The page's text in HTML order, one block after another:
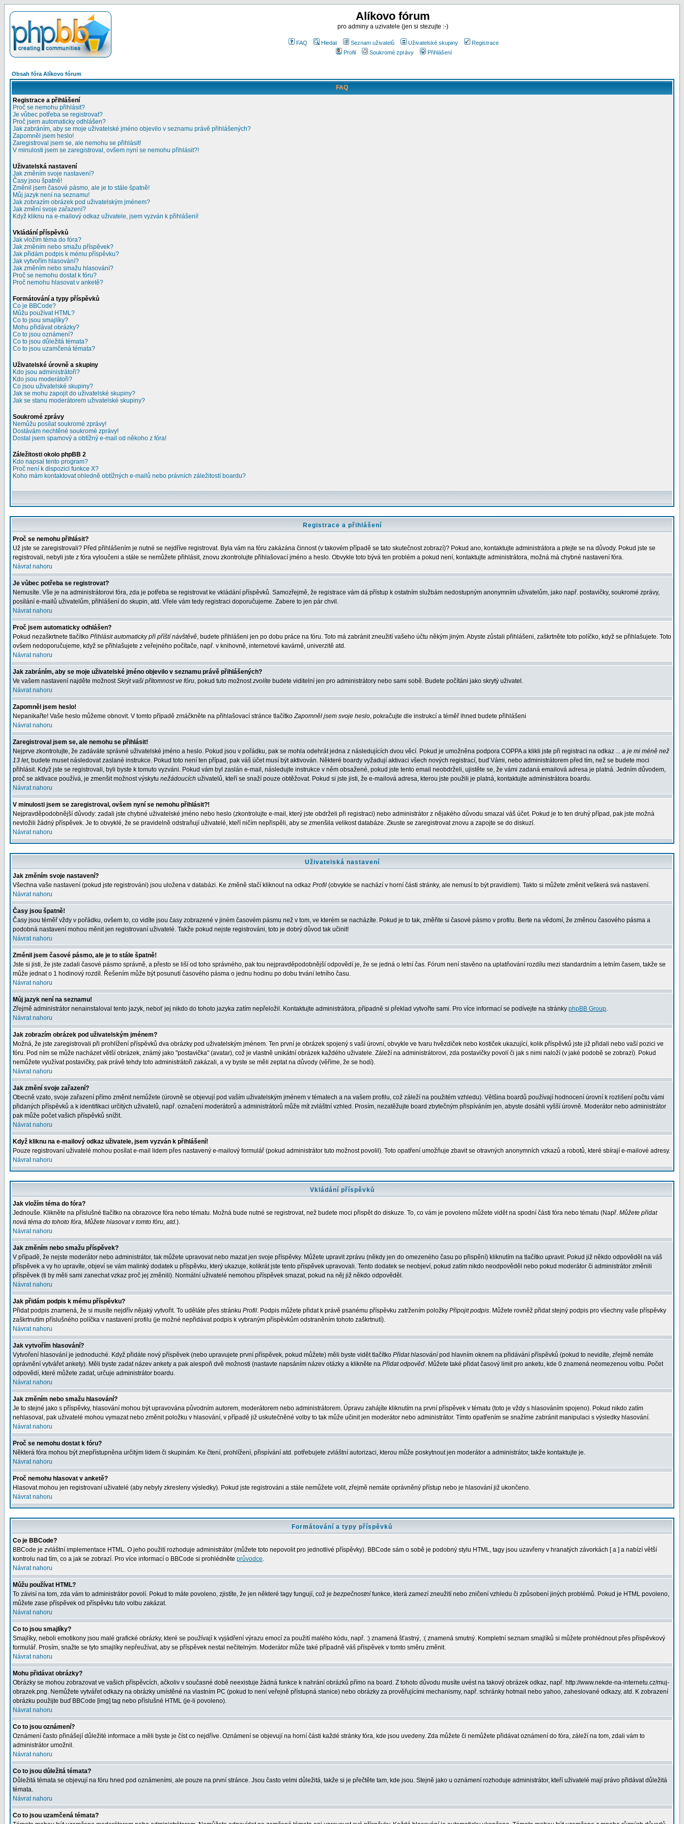
Alíkovo fórum
pro adminy a uzivatele (jen si stezujte :-)
FAQ Hledat Seznam uživatelů Uživatelské skupiny
Registrace
Profil
Soukromé zprávy Přihlášení
Obsah fóra Alíkovo fórum
FAQ
Registrace a přihlášení
Proč se nemohu přihlásit?
Je vůbec potřeba se registrovat?
Proč jsem automaticky odhlášen?
Jak zabráním, aby se moje uživatelské jméno objevilo v seznamu právě přihlášených?
Zapomněl jsem heslo!
Zaregistroval jsem se, ale nemohu se přihlásit!
V minulosti jsem se zaregistroval, ovšem nyní se nemohu přihlásit?!
Uživatelská nastavení
Jak změním svoje nastavení?
Časy jsou špatně!
Změnil jsem časové pásmo, ale je to stále špatně!
Můj jazyk není na seznamu!
Jak zobrazím obrázek pod uživatelským jménem?
Jak změní svoje zařazení?
Když kliknu na e-mailový odkaz uživatele, jsem vyzván k přihlášení!
Vkládání příspěvků
Jak vložím téma do fóra?
Jak změním nebo smažu příspěvek?
Jak přidám podpis k mému příspěvku?
Jak vytvořím hlasování?
Jak změním nebo smažu hlasování?
Proč se nemohu dostat k fóru?
Proč nemohu hlasovat v anketě?
Formátování a typy příspěvků
Co je BBCode?
Můžu používat HTML?
Co to jsou smajlíky?
Mohu přidávat obrázky?
Co to jsou oznámení?
Co to jsou důležitá témata?
Co to jsou uzamčená témata?
Uživatelské úrovně a skupiny
Kdo jsou administrátoři?
Kdo jsou moderátoři?
Co jsou uživatelské skupiny?
Jak se mohu zapojit do uživatelské skupiny?
Jak se stanu moderátorem uživatelské skupiny?
Soukromé zprávy
Nemůžu posílat soukromé zprávy!
Dostávám nechtěné soukromé zprávy!
Dostal jsem spamový a obtížný e-mail od někoho z fóra!
Záležitosti okolo phpBB 2
Kdo napsal tento program?
Proč není k dispozici funkce X?
Koho mám kontaktovat ohledně obtížných e-mailů nebo právních záležitostí boardu?
Registrace a přihlášení
Proč se nemohu přihlásit?
Už jste se zaregistrovali? Před přihlášením je nutné se nejdříve registrovat. Byla vám na fóru zakázána činnost (v takovém případě se tato skutečnost zobrazí)? Pokud ano, kontaktujte administrátora a ptejte se na důvody. Pokud jste se
registrovali, nebyli jste z fóra vyloučeni a stále se nemůžete přihlásit, znovu zkontrolujte přihlašovací jméno a heslo. Obvykle toto bývá ten problém a pokud není, kontaktujte administrátora, možná má chybné nastavení fóra.
Návrat nahoru
Je vůbec potřeba se registrovat?
Nemusíte. Vše je na administrátorovi fóra, zda je potřeba se registrovat ke vkládání příspěvků. Samozřejmě, že registrace vám dá přístup k ostatním službám nedostupným anonymním uživatelům, jako např. postavičky, soukromé zprávy,
posílání e-mailů uživatelům, přihlášení do skupin, atd. Vřele vám tedy registraci doporučujeme. Zabere to jen pár chvil.
Návrat nahoru
Proč jsem automaticky odhlášen?
Pokud nezaškrtnete tlačítko Přihlásit automaticky při příští návštěvě, budete přihlášeni jen po dobu práce na fóru. Toto má zabránit zneužití vašeho účtu někým jiným. Abyste zůstali přihlášeni, zaškrtněte toto políčko, když se přihlašujete. Toto
ovšem nedoporučujeme, když se přihlašujete z veřejného počítače, např. v knihovně, internetové kavárně, univerzitě atd.
Návrat nahoru
Jak zabráním, aby se moje uživatelské jméno objevilo v seznamu právě přihlášených?
Ve vašem nastavení najděte možnostSkrýt vaši přítomnost ve fóru, pokud tuto možnostzvolíte budete viditelní jen pro administrátory nebo sami sobě. Budete počítáni jako skrytý uživatel.
Návrat nahoru
Zapomněl jsem heslo!
Nepanikařte! Vaše heslo můžeme obnovit. V tomto případě zmáčkněte na přihlašovací stránce tlačítkoZapomněl jsem svoje heslo, pokračujte dle instrukcí a téměř ihned budete přihlášeni
Návrat nahoru
Zaregistroval jsem se, ale nemohu se přihlásit!
Nejprve zkontrolujte, že zadáváte správné uživatelské jméno a heslo. Pokud jsou v pořádku, pak se mohla odehrát jedna z následujících dvou věcí. Pokud je umožněna podpora COPPA a klikli jste při registraci na odkaz ... a je mi méně než
13 let, budete muset následovat zaslané instrukce. Pokud toto není ten případ, pak váš účet musí být aktivován. Některé boardy vyžadují aktivaci všech nových registrací, buď Vámi, nebo administrátorem před tím, než se budete moci
přihlásit. Když jste se registrovali, byli byste k tomuto vyzváni. Pokud vám byl zaslán e-mail, následujte instrukce v něm obsažené, pokud jste tento email neobdrželi, ujistěte se, že vámi zadaná emailová adresa je platná. Jedním důvodem,
proč se aktivace používá, je zmenšit možnost výskytu nežádoucích uživatelů, kteří se snaží pouze obtěžovat. Pokud si jste jisti, že e-mailová adresa, kterou jste použili je platná, kontaktujte administrátora boardu.
Návrat nahoru
V minulosti jsem se zaregistroval, ovšem nyní se nemohu přihlásit?!
Nejpravděpodobnější důvody: zadali jste chybné uživatelské jméno nebo heslo (zkontrolujte e-mail, který jste obdrželi při registraci) nebo administrátor z nějakého důvodu smazal váš účet. Pokud je to ten druhý případ, pak jste možná
nevložili žádný příspěvek. Je to obvyklé, že se pravidelně odstraňují uživatelé, kteří ničím nepřispěli, aby se zmenšila velikost databáze. Zkuste se zaregistrovat znovu a zapojte se do diskuzí.
Návrat nahoru
Uživatelská nastavení
Jak změním svoje nastavení?
Všechna vaše nastavení (pokud jste registrováni) jsou uložena v databázi. Ke změně stačí kliknout na odkaz Profil (obvykle se nachází v horní části stránky, ale nemusí to být pravidlem). Takto si můžete změnit veškerá svá nastavení.
Návrat nahoru
Časy jsou špatně!
Časy jsou téměř vždy v pořádku, ovšem to, co vidíte jsou časy zobrazené v jiném časovém pásmu než v tom, ve kterém se nacházíte. Pokud je to tak, změňte si časové pásmo v profilu. Berte na vědomí, že změnou časového pásma a
podobná nastavení mohou měnit jen registrovaní uživatelé. Takže pokud nejste registrováni, toto je dobrý důvod tak učinit!
Návrat nahoru
Změnil jsem časové pásmo, ale je to stále špatně!
Jste si jisti, že jste zadali časové pásmo správně, a přesto se liší od toho správného, pak tou nejpravděpodobnější odpovědí je, že se jedná o letní čas. Fórum není stavěno na uplatňování rozdílu mezi standardním a letním časem, takže se
může jednat o 1 hodinový rozdíl. Řešením může být posunutí časového pásma o jednu hodinu po dobu trvání letního času.
Návrat nahoru
Můj jazyk není na seznamu!
Zřejmě administrátor nenainstaloval tento jazyk, neboť jej nikdo do tohoto jazyka zatím nepřeložil. Kontaktujte administrátora, případně si překlad vytvořte sami. Pro více informací se podívejte na stránky phpBB Group.
Návrat nahoru
Jak zobrazím obrázek pod uživatelským jménem?
Možná, že jste zaregistrovali při prohlížení příspěvků dva obrázky pod uživatelským jménem. Ten první je obrázek spojený s vaší úrovní, obvykle ve tvaru hvězdiček nebo kostiček ukazující, kolik příspěvků jste již přidali nebo vaší pozici ve
fóru. Pod ním se může nacházet větší obrázek, známý jako "postavička" (avatar), což je vlastně unikátní obrázek každého uživatele. Záleží na administrátorovi, zda postavičky povolí či jak s nimi naloží (v jaké podobě se zobrazí). Pokud
nemůžete využívat postavičky, pak právě tehdy toto administrátoři zakázali, a vy byste se měli zeptat na důvody (věříme, že se hodí).
Návrat nahoru
Jak změní svoje zařazení?
Obecně vzato, svoje zařazení přímo změnit nemůžete (úrovně se objevují pod vaším uživatelským jménem v tématech a na vašem profilu, což záleží na použitém vzhledu). Většina boardů používají hodnocení úrovní k rozlišení počtu vámi
přidaných příspěvků a k identifikaci určitých uživatelů, např. označení moderátorů a administrátorů může mít zvláštní vzhled. Prosím, nezatěžujte board zbytečným přispíváním jen, abyste dosáhli vyšší úrovně. Moderátor nebo administrátor
pak může počet vašich příspěvků snížit.
Návrat nahoru
Když kliknu na e-mailový odkaz uživatele, jsem vyzván k přihlášení!
Pouze registrovaní uživatelé mohou posílat e-mail lidem přes nastavený e-mailový formulář (pokud administrátor tuto možnost povolil). Toto opatření umožňuje zbavit se otravných anonymních vzkazů a robotů, které sbírají e-mailové adresy.
Návrat nahoru
Vkládání příspěvků
Jak vložím téma do fóra?
Jednouše. Klikněte na příslušné tlačítko na obrazovce fóra nebo tématu. Možná bude nutné se registrovat, než budete moci přispět do diskuze. To, co vám je povoleno můžete vidět na spodní části fóra nebo tématu (Např. Můžete přidat
nová téma do tohoto fóra, Můžete hlasovat v tomto fóru, atd.).
Návrat nahoru
Jak změním nebo smažu příspěvek?
V případě, že nejste moderátor nebo administrátor, tak můžete upravovat nebo mazat jen svoje příspěvky. Můžete upravit zprávu (někdy jen do omezeného času po přispění) kliknutím na tlačítko upravit. Pokud již někdo odpověděl na váš
příspěvek a vy ho upravíte, objeví se vám malinký dodatek u příspěvku, který ukazuje, kolikrát jste tento příspěvek upravovali. Tento dodatek se neobjeví, pokud zatím nikdo neodpověděl nebo pokud moderátor či administrátor změnili
příspěvek (ti by měli sami zanechat vzkaz proč jej změnili). Normální uživatelé nemohou příspěvek smazat, pokud na něj již někdo odpověděl.
Návrat nahoru
Jak přidám podpis k mému příspěvku?
Přidat podpis znamená, že si musíte nejdřív nějaký vytvořit. To uděláte přes stránku Profil. Podpis můžete přidat k právě psanému příspěvku zatržením položky Připojit podpis. Můžete rovněž přidat stejný podpis pro všechny vaše příspěvky
zaškrtnutím příslušného políčka v nastavení profilu (je možné nepřidávat podpis k vybraným příspěvkům odstraněním tohoto zaškrtnutí).
Návrat nahoru
Jak vytvořím hlasování?
Vytvoření hlasování je jednoduché. Když přidáte nový příspěvek (nebo upravujete první příspěvek, pokud můžete) měli byste vidět tlačítko Přidat hlasování pod hlavním oknem na přidávání příspěvků (pokud to nevidíte, zřejmě nemáte
oprávnění vytvářet ankety). Měli byste zadat název ankety a pak alespoň dvě možnosti (nastavte napsáním název otázky a klikněte na Přidat odpověď. Můžete také přidat časový limit pro anketu, kde 0 znamená neomezenou volbu. Počet
odpovědí, které můžete zadat, určuje administrátor boardu.
Návrat nahoru
Jak změním nebo smažu hlasování?
Je to stejné jako s příspěvky, hlasování mohou být upravována původním autorem, moderátorem nebo administrátorem. Úpravu zahájíte kliknutím na první příspěvek v tématu (toto je vždy s hlasováním spojeno). Pokud nikdo zatím
nehlasoval, pak uživatelé mohou vymazat nebo změnit položku v hlasování, v případě již uskutečněné volby to tak může učinit jen moderátor nebo administrátor. Tímto opatřením se snažíme zabránit manipulaci s výsledky hlasování.
Návrat nahoru
Proč se nemohu dostat k fóru?
Některá fóra mohou být znepřístupněna určitým lidem či skupinám. Ke čtení, prohlížení, přispívání atd. potřebujete zvláštní autorizaci, kterou může poskytnout jen moderátor a administrátor, takže kontaktujte je.
Návrat nahoru
Proč nemohu hlasovat v anketě?
Hlasovat mohou jen registrovaní uživatelé (aby nebyly zkresleny výsledky). Pokud jste registrováni a stále nemůžete volit, zřejmě nemáte oprávněný přístup nebo je hlasování již ukončeno.
Návrat nahoru
Formátování a typy příspěvků
Co je BBCode?
BBCode je zvláštní implementace HTML. O jeho použití rozhoduje administrátor (můžete toto nepovolit pro jednotlivé příspěvky). BBCode sám o sobě je podobný stylu HTML, tagy jsou uzavřeny v hranatých závorkách [ a ] a nabízí větší
kontrolu nad tím, co a jak se zobrazí. Pro více informací o BBCode si prohlédněte průvodce.
Návrat nahoru
Můžu používat HTML?
To závisí na tom, zda vám to administrátor povolí. Pokud to máte povoleno, zjistíte, že jen některé tagy fungují, což je bezpečnostní funkce, která zamezí zneužití nebo zničení vzhledu či způsobení jiných problémů. Pokud je HTML povoleno,
můžete zase příspěvek od příspěvku tuto volbu zakázat.
Návrat nahoru
Co to jsou smajlíky?
Smajlíky, neboli emotikony jsou malé grafické obrázky, které se používají k vyjádření výrazu emocí za použití malého kódu, např. :) znamená šťastný, :( znamená smutný. Kompletní seznam smajlíků si můžete prohlédnout přes příspěvkový
formulář. Prosím, snažte se tyto smajlíky nepřeužívat, aby se příspěvek nestal nečitelným. Moderátor může také případně váš příspěvek v tomto směru změnit.
Návrat nahoru
Mohu přidávat obrázky?
Obrázky se mohou zobrazovat ve vašich příspěvcích, ačkoliv v současné době neexistuje žádná funkce k nahrání obrázků přímo na board. Z tohoto důvodu musíte uvést na takový obrázek odkaz, např. http://www.nekde-na-internetu.cz/muj-
obrazek.png. Nemůžete vytvářet odkazy na obrázky umístěné na vlastním PC (pokud to není veřejně přístupná stanice) nebo obrázky za prověřujícími mechanismy, např. schránky hotmail nebo yahoo, zaheslované odkazy, atd. K zobrazení
obrázku použijte buď BBCode [img] tag nebo příslušné HTML (je-li povoleno).
Návrat nahoru
Co to jsou oznámení?
Oznámení často přinášejí důležité informace a měli byste je číst co nejdříve. Oznámení se objevují na horní části každé stránky fóra, kde jsou uvedeny. Zda můžete či nemůžete přidávat oznámení do fóra, záleží na tom, zdali vám to
administrátor umožnil.
Návrat nahoru
Co to jsou důležitá témata?
Důležitá témata se objevují na fóru hned pod oznámeními, ale pouze na první stránce. Jsou často velmi důležitá, takže si je přečtěte tam, kde jsou. Stejně jako u oznámení rozhoduje administrátor, kteří uživatelé mají právo přidávat důležitá
témata.
Návrat nahoru
Co to jsou uzamčená témata?